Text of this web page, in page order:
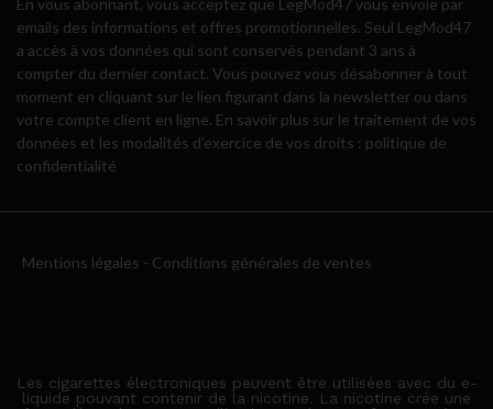
En vous abonnant, vous acceptez que LegMod47 vous envoie par
emails des informations et offres promotionnelles. Seul LegMod47
a accès à vos données qui sont conservés pendant 3 ans à
compter du dernier contact. Vous pouvez vous désabonner à tout
moment en cliquant sur le lien figurant dans la newsletter ou dans
votre compte client en ligne. En savoir plus sur le traitement de vos
données et les modalités d’exercice de vos droits : politique de
confidentialité
Mentions légales - Conditions générales de ventes
Les cigarettes électroniques peuvent être utilisées avec du e-
liquide pouvant contenir de la nicotine. La nicotine crée une